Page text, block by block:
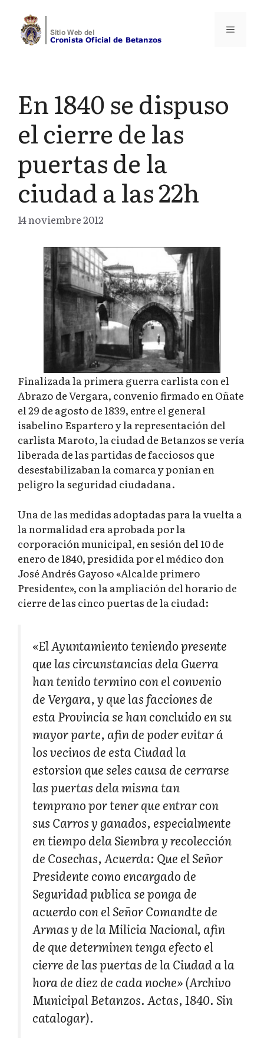
contenido
Menú
En 1840 se dispuso
el cierre de las
puertas de la
ciudad a las 22h
14 noviembre 2012
Finalizada la primera guerra carlista con el
Abrazo de Vergara, convenio firmado en Oñate
el 29 de agosto de 1839, entre el general
isabelino Espartero y la representación del
carlista Maroto, la ciudad de Betanzos se vería
liberada de las partidas de facciosos que
desestabilizaban la comarca y ponían en
peligro la seguridad ciudadana.
Una de las medidas adoptadas para la vuelta a
la normalidad era aprobada por la
corporación municipal, en sesión del 10 de
enero de 1840, presidida por el médico don
José Andrés Gayoso «Alcalde primero
Presidente», con la ampliación del horario de
cierre de las cinco puertas de la ciudad:
«El Ayuntamiento teniendo presente
que las circunstancias dela Guerra
han tenido termino con el convenio
de Vergara, y que las facciones de
esta Provincia se han concluido en su
mayor parte, afin de poder evitar á
los vecinos de esta Ciudad la
estorsion que seles causa de cerrarse
las puertas dela misma tan
temprano por tener que entrar con
sus Carros y ganados, especialmente
en tiempo dela Siembra y recolección
de Cosechas, Acuerda: Que el Señor
Presidente como encargado de
Seguridad publica se ponga de
acuerdo con el Señor Comandte de
Armas y de la Milicia Nacional, afin
de que determinen tenga efecto el
cierre de las puertas de la Ciudad a la
hora de diez de cada noche» (Archivo
Municipal Betanzos. Actas, 1840. Sin
catalogar).